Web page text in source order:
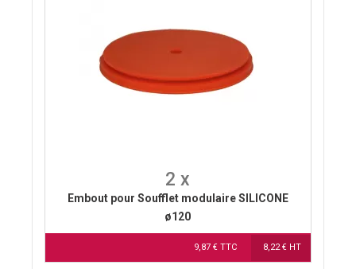
2 x
Embout pour Soufflet modulaire SILICONE
ø120
9,87 € TTC 8,22 € HT